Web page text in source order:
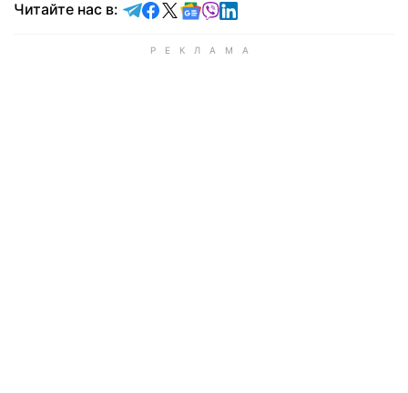
Читайте нас в: Читайте в Telegram
Читайте в Facebook
Читайте в X
Читайте в Google news
Читайте в Viber
Читайте в LinkedIn